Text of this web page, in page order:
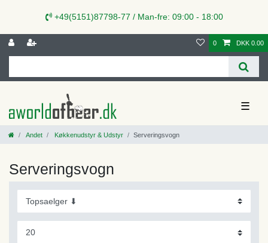
+49(5151)87798-77 / Man-fre: 09:00 - 18:00
0 DKK 0.00
☰
Andet Køkkenudstyr & Udstyr Serveringsvogn
Serveringsvogn